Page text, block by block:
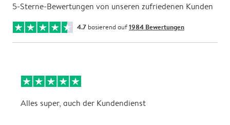
5-Sterne-Bewertungen von unseren zufriedenen Kunden
4.7 basierend auf1984 Bewertungen
Alles super, auch der Kundendienst